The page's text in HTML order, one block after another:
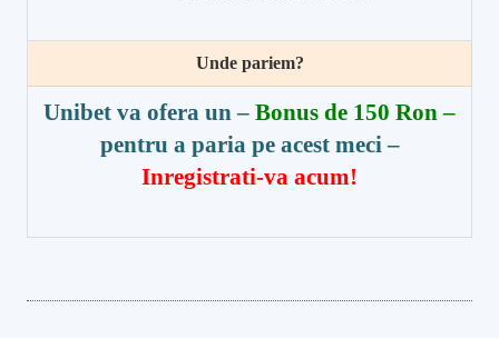
Unde pariem?
Unibet va ofera un – Bonus de 150 Ron –
pentru a paria pe acest meci –
Inregistrati-va acum!